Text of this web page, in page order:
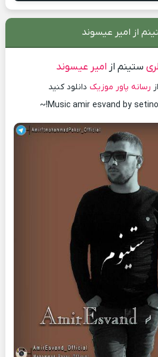
از امیر عیسوند
ستینم از امیر عیسوند
رسانه پاور موزیک دانلود کنید
Music amir esvand by